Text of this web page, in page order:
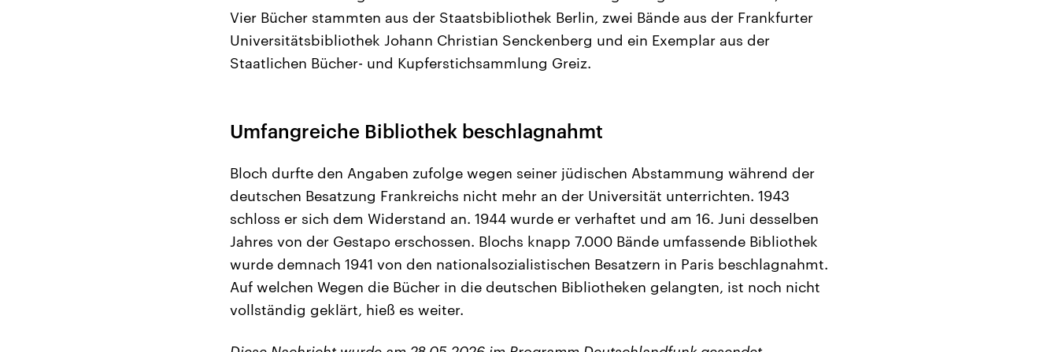
Vier Bücher stammten aus der Staatsbibliothek Berlin, zwei Bände aus der Frankfurter
Universitätsbibliothek Johann Christian Senckenberg und ein Exemplar aus der
Staatlichen Bücher- und Kupferstichsammlung Greiz.
Umfangreiche Bibliothek beschlagnahmt
Bloch durfte den Angaben zufolge wegen seiner jüdischen Abstammung während der
deutschen Besatzung Frankreichs nicht mehr an der Universität unterrichten. 1943
schloss er sich dem Widerstand an. 1944 wurde er verhaftet und am 16. Juni desselben
Jahres von der Gestapo erschossen. Blochs knapp 7.000 Bände umfassende Bibliothek
wurde demnach 1941 von den nationalsozialistischen Besatzern in Paris beschlagnahmt.
Auf welchen Wegen die Bücher in die deutschen Bibliotheken gelangten, ist noch nicht
vollständig geklärt, hieß es weiter.